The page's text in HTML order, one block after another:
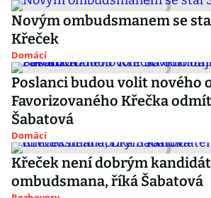
Novým ombudsmanem se
Křeček
Domácí
Poslanci budou volit nového
Favorizovaného Křečka
Šabatová
Domácí
Křeček není dobrým
ombudsmana, říká Šabatová